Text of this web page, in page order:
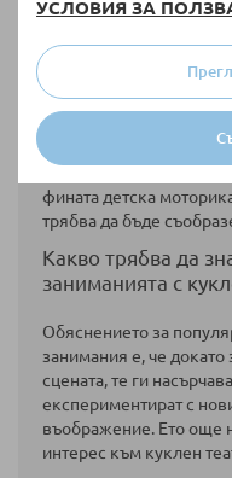
УСЛОВИЯ ЗА
израстване. Без
обикновени
или имитационна игра
кукленият театър е не
влияние и върху
фината детска
трябва да бъде
Какво трябва да
заниманията с
Обяснението за
занимания е, че докато
сцената, те ги
експериментират с
въображение. Ето още
интерес към куклен